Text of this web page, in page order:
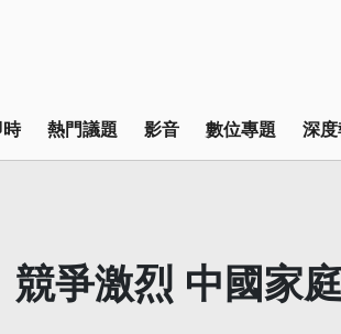
時 熱門議題 影音 數位專題 深
爭激烈 中國家